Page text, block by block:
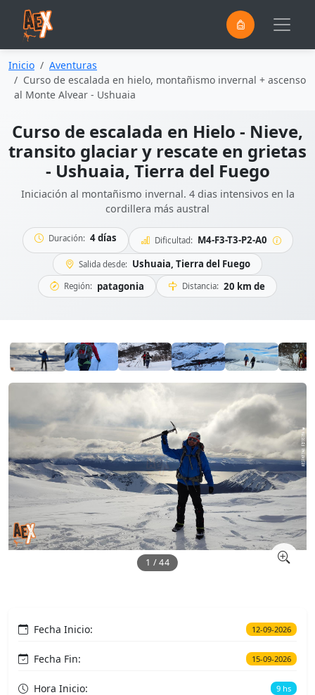
Inicio
Aventuras
Curso de escalada en hielo, montañismo invernal + ascenso
al Monte Alvear - Ushuaia
Curso de escalada en Hielo - Nieve,
transito glaciar y rescate en grietas
- Ushuaia, Tierra del Fuego
Iniciación al montañismo invernal. 4 dias intensivos en la
cordillera más austral
Duración: 4 días Dificultad: M4-F3-T3-P2-A0
Salida desde: Ushuaia, Tierra del Fuego
Región: patagonia Distancia: 20 km de
1 / 44
Fecha Inicio: 12-09-2026
Fecha Fin: 15-09-2026
Hora Inicio: 9 hs